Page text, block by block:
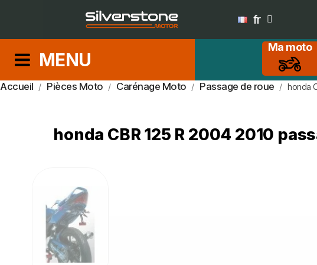
fr
MENU
Ma moto
Accueil Pièces Moto Carénage Moto Passage de roue honda
honda CBR 125 R 2004 2010